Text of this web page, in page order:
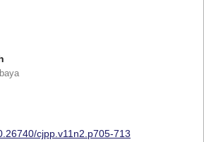
cjpp.v11n2.p705-713